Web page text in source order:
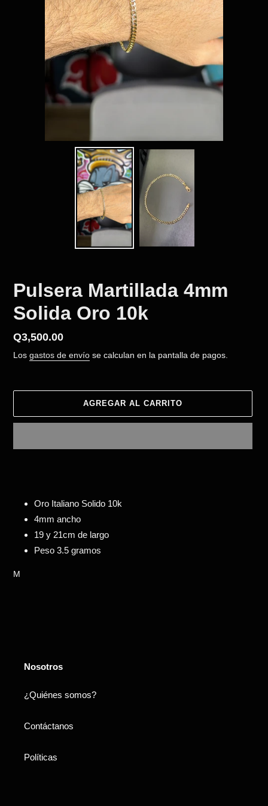
Pulsera Martillada 4mm
Solida Oro 10k
Precio
habitual
Q3,500.00
Los gastos de envío se calculan en la pantalla de pagos.
AGREGAR AL CARRITO
carrito
Oro Italiano Solido 10k
4mm ancho
19 y 21cm de largo
Peso 3.5 gramos
M
Nosotros
¿Quiénes somos?
Contáctanos
Políticas